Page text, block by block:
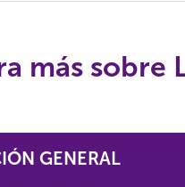
más sobre
GENERAL